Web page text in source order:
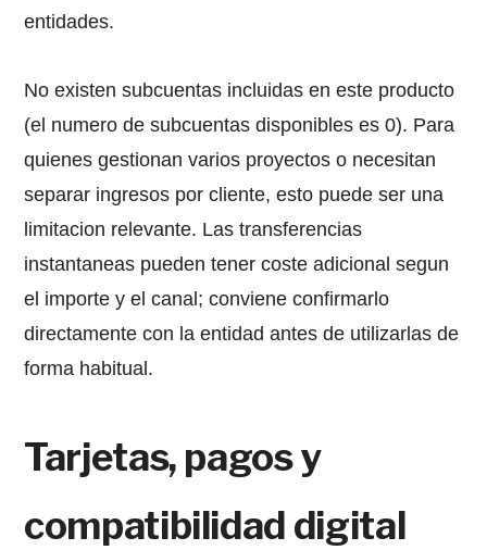
entidades.
No existen subcuentas incluidas en este producto
(el numero de subcuentas disponibles es 0). Para
quienes gestionan varios proyectos o necesitan
separar ingresos por cliente, esto puede ser una
limitacion relevante. Las transferencias
instantaneas pueden tener coste adicional segun
el importe y el canal; conviene confirmarlo
directamente con la entidad antes de utilizarlas de
forma habitual.
Tarjetas, pagos y
compatibilidad digital